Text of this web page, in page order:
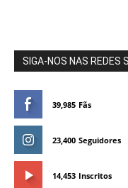
SIGA-NOS NAS REDES
39,985 Fãs
23,400 Seguidores
14,453 Inscritos